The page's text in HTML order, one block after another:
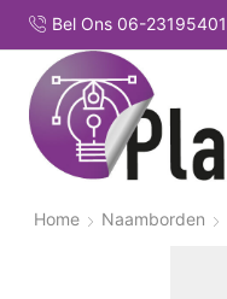
Bel Ons 06-23195401
Home Naamborden